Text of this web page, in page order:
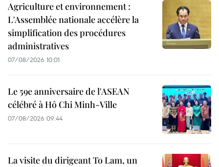
Agriculture et environnement :
L'Assemblée nationale accélère la
simplification des procédures
administratives
07/08/2026 10:01
Le 59e anniversaire de l'ASEAN
célébré à Hô Chi Minh-Ville
07/08/2026 09:44
La visite du dirigeant To Lam, un